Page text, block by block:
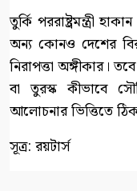
তুর্কি পররাষ্ট্রমন্ত্রী
অন্য কোনও দেশের
নিরাপত্তা অঙ্গীকার।
বা তুরস্ক কীভাবে
আলোচনার ভিত্তিতে
সূত্র: রয়টার্স